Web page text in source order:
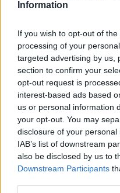
Information
If you wish to opt-out of
processing of your
targeted advertising by us,
section to confirm your
opt-out request is
interest-based ads based
us or personal information
your opt-out. You may
disclosure of your
IAB’s list of downstream
also be disclosed by us to
Downstream Participants